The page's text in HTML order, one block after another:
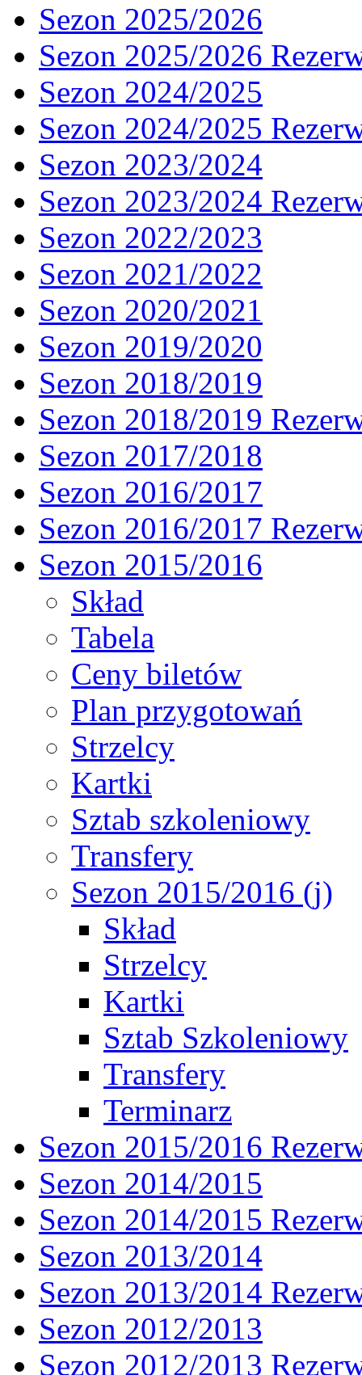
Sezon 2025/2026
Sezon 2025/2026
Sezon 2024/2025
Sezon 2024/2025
Sezon 2023/2024
Sezon 2023/2024
Sezon 2022/2023
Sezon 2021/2022
Sezon 2020/2021
Sezon 2019/2020
Sezon 2018/2019
Sezon 2018/2019
Sezon 2017/2018
Sezon 2016/2017
Sezon 2016/2017
Sezon 2015/2016
Skład
Tabela
Ceny biletów
Plan przygotowań
Strzelcy
Kartki
Sztab szkoleniowy
Transfery
Sezon 2015/2016 (j)
Skład
Strzelcy
Kartki
Sztab Szkoleniowy
Transfery
Terminarz
Sezon 2015/2016
Sezon 2014/2015
Sezon 2014/2015
Sezon 2013/2014
Sezon 2013/2014
Sezon 2012/2013
Sezon 2012/2013